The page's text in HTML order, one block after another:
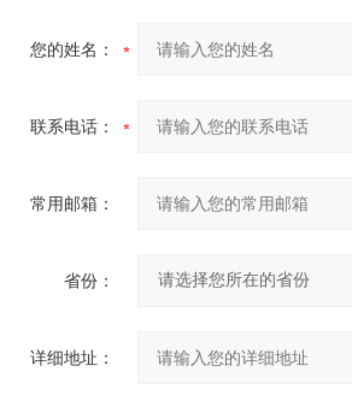
您的姓名：
联系电话：
常用邮箱：
省份：
详细地址：